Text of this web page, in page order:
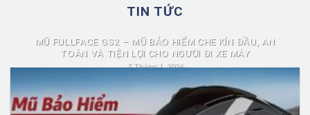
TIN TỨC
MŨ FULLFACE GS2 – MŨ BẢO HIỂM CHE KÍN ĐẦU, AN
TOÀN VÀ TIỆN LỢI CHO NGƯỜI ĐI XE MÁY
5 Tháng 1, 2026
Mũ fullface GS2 là dòng mũ bảo hiểm fullface được nhiều người
lựa chọn nhờ...